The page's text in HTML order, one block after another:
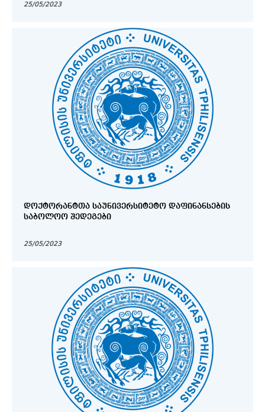
25/05/2023
ᲓᲝᲥᲢᲝᲠᲐᲜᲢᲗᲐ ᲡᲐᲣᲜᲘᲕᲔᲠᲡᲘᲢᲔᲢᲝ ᲓᲐᲤᲘᲜᲐᲜᲡᲔᲑᲘᲡ
ᲡᲐᲑᲝᲚᲝᲝ ᲨᲔᲓᲔᲒᲔᲑᲘ
25/05/2023